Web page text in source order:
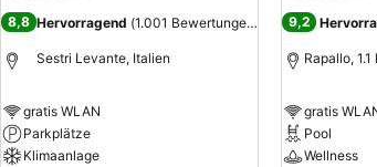
8,8 Hervorragend (1.001 Bewertungen)
Sestri Levante, Italien
gratis WLAN
Parkplätze
Klimaanlage
9,2
Rapallo,
gratis
Pool
Wellness